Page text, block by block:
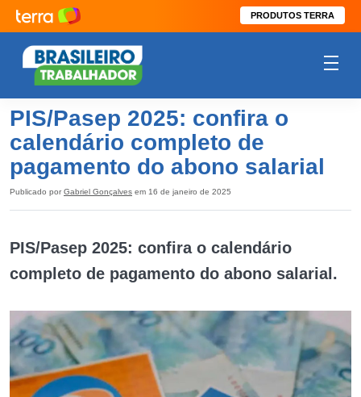
PRODUTOS TERRA
PIS/Pasep 2025: confira o
calendário completo de
pagamento do abono salarial
Publicado por Gabriel Gonçalves em 16 de janeiro de 2025
PIS/Pasep 2025: confira o calendário
completo de pagamento do abono salarial.